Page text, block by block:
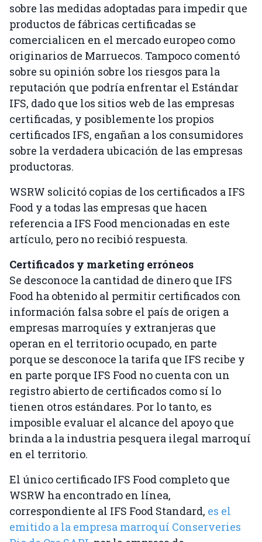
sobre las medidas adoptadas para impedir que
productos de fábricas certificadas se
comercialicen en el mercado europeo como
originarios de Marruecos. Tampoco comentó
sobre su opinión sobre los riesgos para la
reputación que podría enfrentar el Estándar
IFS, dado que los sitios web de las empresas
certificadas, y posiblemente los propios
certificados IFS, engañan a los consumidores
sobre la verdadera ubicación de las empresas
productoras.
WSRW solicitó copias de los certificados a IFS
Food y a todas las empresas que hacen
referencia a IFS Food mencionadas en este
artículo, pero no recibió respuesta.
Certificados y marketing erróneos
Se desconoce la cantidad de dinero que IFS
Food ha obtenido al permitir certificados con
información falsa sobre el país de origen a
empresas marroquíes y extranjeras que
operan en el territorio ocupado, en parte
porque se desconoce la tarifa que IFS recibe y
en parte porque IFS Food no cuenta con un
registro abierto de certificados como sí lo
tienen otros estándares. Por lo tanto, es
imposible evaluar el alcance del apoyo que
brinda a la industria pesquera ilegal marroquí
en el territorio.
El único certificado IFS Food completo que
WSRW ha encontrado en línea,
correspondiente al IFS Food Standard, es el
emitido a la empresa marroquí Conserveries